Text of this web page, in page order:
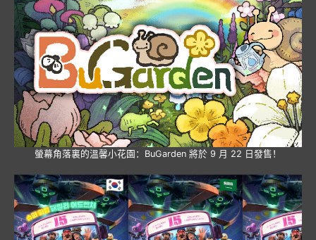
螢幕角落裏的溫馨小花園：BuGarden 將於 9 月 22 日發售！